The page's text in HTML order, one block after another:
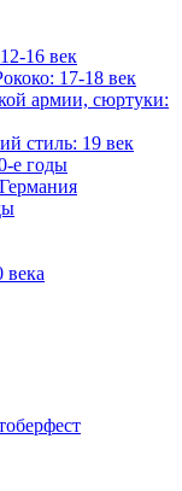
16 век
17-18 век
армии, сюртуки:
стиль: 19 век
е годы
века